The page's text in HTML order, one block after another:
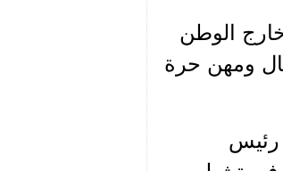
الوطن
سياسة واعمال ومهن حرة
رئيس